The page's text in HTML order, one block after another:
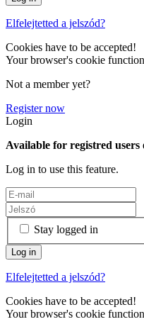
Elfelejtetted a jelszód?
Cookies have to be accepted!
Your browser's cookie
Not a member yet?
Register now
Login
Available for registred users
Log in to use this feature.
Stay logged in
Elfelejtetted a jelszód?
Cookies have to be accepted!
Your browser's cookie